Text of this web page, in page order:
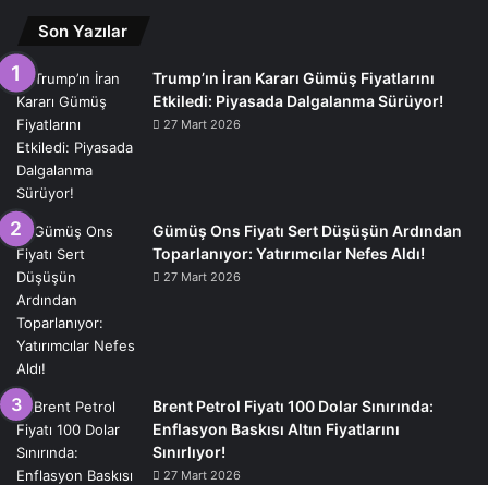
Son Yazılar
Trump’ın İran Kararı Gümüş Fiyatlarını
Etkiledi: Piyasada Dalgalanma Sürüyor!
27 Mart 2026
Gümüş Ons Fiyatı Sert Düşüşün Ardından
Toparlanıyor: Yatırımcılar Nefes Aldı!
27 Mart 2026
Brent Petrol Fiyatı 100 Dolar Sınırında:
Enflasyon Baskısı Altın Fiyatlarını
Sınırlıyor!
27 Mart 2026